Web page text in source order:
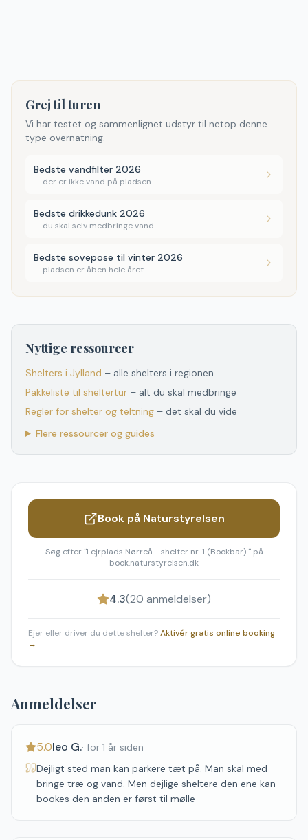
Grej til turen
Vi har testet og sammenlignet udstyr til netop denne
type overnatning.
Bedste vandfilter 2026
— der er ikke vand på pladsen
Bedste drikkedunk 2026
— du skal selv medbringe vand
Bedste sovepose til vinter 2026
— pladsen er åben hele året
Nyttige ressourcer
Shelters i Jylland – alle shelters i regionen
Pakkeliste til sheltertur – alt du skal medbringe
Regler for shelter og teltning – det skal du vide
Flere ressourcer og guides
Book på Naturstyrelsen
Søg efter "Lejrplads Nørreå - shelter nr. 1 (Bookbar) " på
book.naturstyrelsen.dk
4.3(20 anmeldelser)
Ejer eller driver du dette shelter?Aktivér gratis online booking
→
Anmeldelser
5.0leo G.· for 1 år siden
Dejligt sted man kan parkere tæt på. Man skal med
bringe træ og vand. Men dejlige sheltere den ene kan
bookes den anden er først til mølle